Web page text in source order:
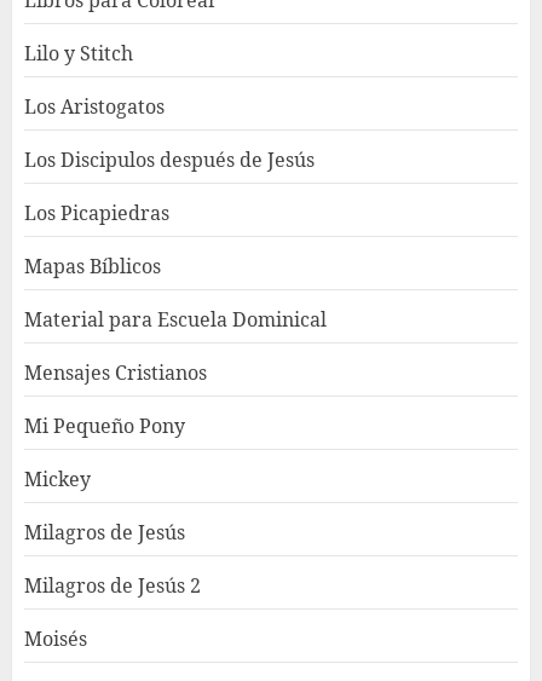
Lilo y Stitch
Los Aristogatos
Los Discipulos después de Jesús
Los Picapiedras
Mapas Bíblicos
Material para Escuela Dominical
Mensajes Cristianos
Mi Pequeño Pony
Mickey
Milagros de Jesús
Milagros de Jesús 2
Moisés